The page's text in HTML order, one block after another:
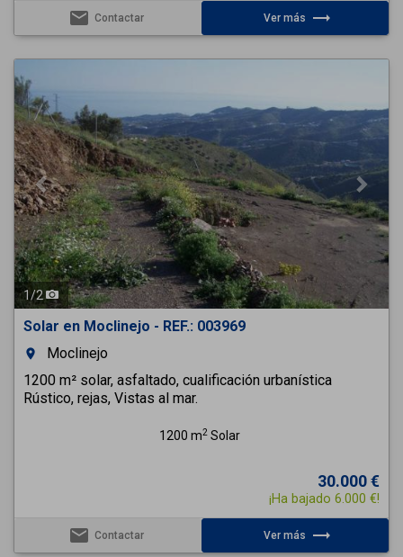
email Contactar Ver más trending_flat
Next
1/2
Solar en Moclinejo - REF.: 003969
room
Moclinejo
1200 m² solar, asfaltado, cualificación urbanística
Rústico, rejas, Vistas al mar.
1200 m2Solar
30.000 €
¡Ha bajado 6.000 €!
email Contactar Ver más trending_flat